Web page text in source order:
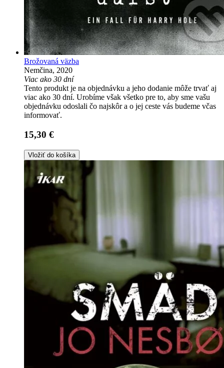
Brožovaná väzba
Nemčina, 2020
Viac ako 30 dní
Tento produkt je na objednávku a jeho dodanie môže trvať aj
viac ako 30 dní. Urobíme však všetko pre to, aby sme vašu
objednávku odoslali čo najskôr a o jej ceste vás budeme včas
informovať.
15,30 €
Vložiť do košíka